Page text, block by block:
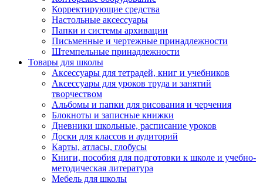
Корректирующие средства
Настольные аксессуары
Папки и системы архивации
Письменные и чертежные принадлежности
Штемпельные принадлежности
Товары для школы
Аксессуары для тетрадей, книг и учебников
Аксессуары для уроков труда и занятий
творчеством
Альбомы и папки для рисования и черчения
Блокноты и записные книжки
Дневники школьные, расписание уроков
Доски для классов и аудиторий
Карты, атласы, глобусы
Книги, пособия для подготовки к школе и учебно-
методическая литература
Мебель для школы